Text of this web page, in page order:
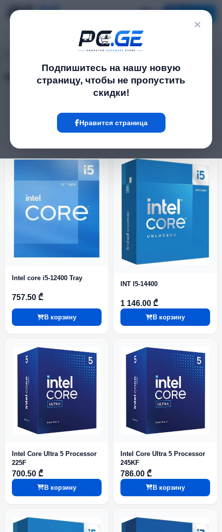
×
Подпишитесь на нашу новую
страницу, чтобы не пропустить
скидки!
Нравится страница
Комплектующие
Блоки питания
Intel core i5-12400 Tray
757.50 ₾
В корзину
INT I5-14400
1 146.00 ₾
В корзину
Intel Core Ultra 5 Processor
225F
700.50 ₾
В корзину
Intel Core Ultra 5 Processor
245KF
786.00 ₾
В корзину